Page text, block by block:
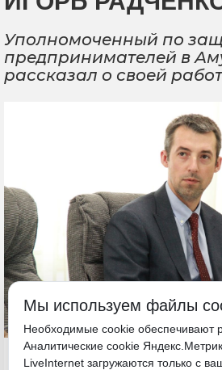
Уполномоченный по
предпринимателей в
рассказал о своей
26 сентября 2024, 11:36
Мы используем файлы
Необходимые cookie обеспечивают
Аналитические cookie
LiveInternet загружаются только с